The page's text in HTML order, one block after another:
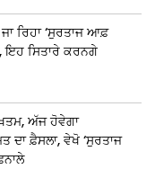
ਰਿਹਾ ‘ਸੁਰਤਾਜ ਆਫ਼
ਇਹ ਸਿਤਾਰੇ ਕਰਨਗੇ
ਅੱਜ ਹੋਵੇਗਾ
ਦਾ ਫ਼ੈਸਲਾ, ਵੇਖੋ ‘ਸੁਰਤਾਜ